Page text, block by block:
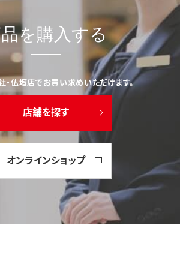
を購入する
・仏壇店でお買い求めいただけます。
店舗を探す
オンラインショップ